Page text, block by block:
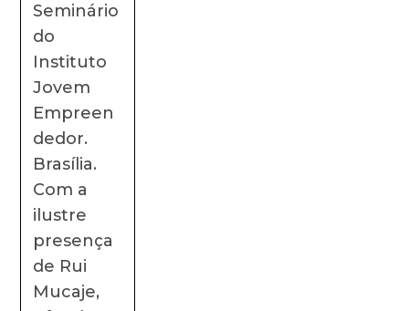
Seminário
do
Instituto
Jovem
Empreen
dedor.
Brasília.
Com a
ilustre
presença
de Rui
Mucaje,